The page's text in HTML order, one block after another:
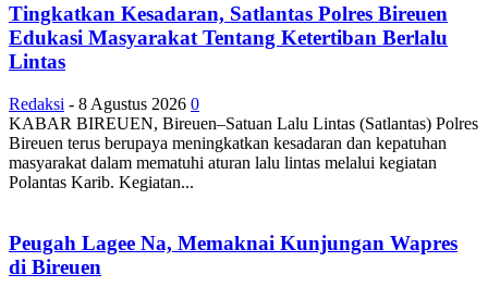
Tingkatkan Kesadaran, Satlantas Polres Bireuen
Edukasi Masyarakat Tentang Ketertiban Berlalu
Lintas
Redaksi - 8 Agustus 2026 0
KABAR BIREUEN, Bireuen–Satuan Lalu Lintas (Satlantas) Polres
Bireuen terus berupaya meningkatkan kesadaran dan kepatuhan
masyarakat dalam mematuhi aturan lalu lintas melalui kegiatan
Polantas Karib. Kegiatan...
Peugah Lagee Na, Memaknai Kunjungan Wapres
di Bireuen